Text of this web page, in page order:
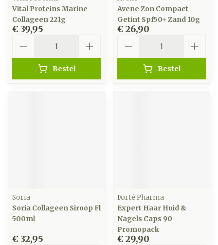
Vital Proteins Marine
Collageen 221g
€ 39,95
Bestel
Avene Zon Compact
Getint Spf50+ Zand 10g
€ 26,90
Bestel
Soria
Soria Collageen Siroop Fl
500ml
€ 32,95
Forté Pharma
Expert Haar Huid &
Nagels Caps 90
Promopack
€ 29,90